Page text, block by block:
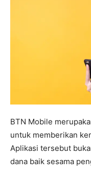
BTN Mobile
untuk memberikan
Aplikasi tersebut
dana baik sesama